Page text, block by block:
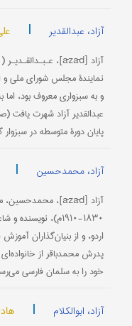
آزاد، عبدالقدیر |
نمایندۀ مجلس شورای ملی و
و به سبزواری معروف بود، اما
پایان دورۀ متوسطه در
آزاد، محمدحسین |
۱۸۳۰-۱۹۱۰م)،
اردو، و از بنیان‌گذاران
پدرش محمدباقر از
خود را به سلمان فارسی
آزاد، ابوالکلام |